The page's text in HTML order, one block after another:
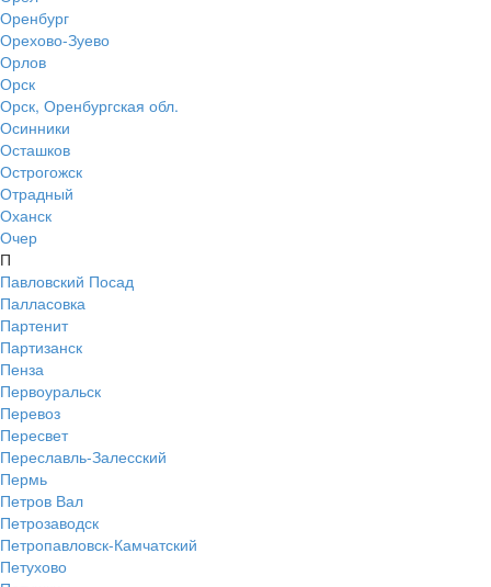
Оренбург
Орехово-Зуево
Орлов
Орск
Орск, Оренбургская обл.
Осинники
Осташков
Острогожск
Отрадный
Оханск
Очер
П
Павловский Посад
Палласовка
Партенит
Партизанск
Пенза
Первоуральск
Перевоз
Пересвет
Переславль-Залесский
Пермь
Петров Вал
Петрозаводск
Петропавловск-Камчатский
Петухово